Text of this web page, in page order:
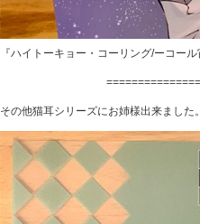
『ハイトーキョー・コーリング/ーコール
その他猫耳シリーズにお姉様出来ました